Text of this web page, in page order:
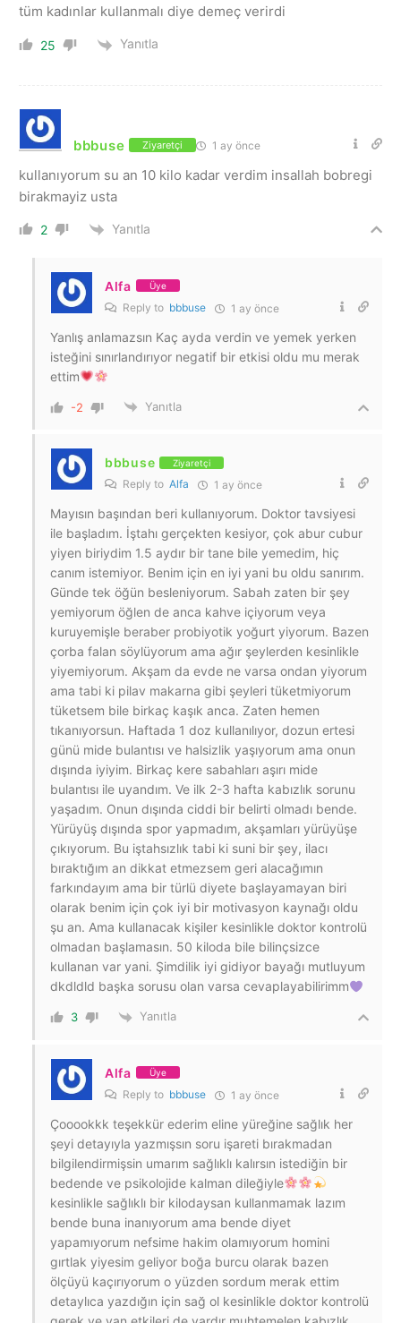
tüm kadınlar kullanmalı diye demeç verirdi
25 Yanıtla
bbbuse Ziyaretçi 1 ay önce
kullanıyorum su an 10 kilo kadar verdim insallah bobregi
birakmayiz usta
2 Yanıtla
Alfa Üye
Reply to bbbuse 1 ay önce
Yanlış anlamazsın Kaç ayda verdin ve yemek yerken
isteğini sınırlandırıyor negatif bir etkisi oldu mu merak
ettim
-2 Yanıtla
bbbuse Ziyaretçi
Reply to Alfa 1 ay önce
Mayısın başından beri kullanıyorum. Doktor tavsiyesi
ile başladım. İştahı gerçekten kesiyor, çok abur cubur
yiyen biriydim 1.5 aydır bir tane bile yemedim, hiç
canım istemiyor. Benim için en iyi yani bu oldu sanırım.
Günde tek öğün besleniyorum. Sabah zaten bir şey
yemiyorum öğlen de anca kahve içiyorum veya
kuruyemişle beraber probiyotik yoğurt yiyorum. Bazen
çorba falan söylüyorum ama ağır şeylerden kesinlikle
yiyemiyorum. Akşam da evde ne varsa ondan yiyorum
ama tabi ki pilav makarna gibi şeyleri tüketmiyorum
tüketsem bile birkaç kaşık anca. Zaten hemen
tıkanıyorsun. Haftada 1 doz kullanılıyor, dozun ertesi
günü mide bulantısı ve halsizlik yaşıyorum ama onun
dışında iyiyim. Birkaç kere sabahları aşırı mide
bulantısı ile uyandım. Ve ilk 2-3 hafta kabızlık sorunu
yaşadım. Onun dışında ciddi bir belirti olmadı bende.
Yürüyüş dışında spor yapmadım, akşamları yürüyüşe
çıkıyorum. Bu iştahsızlık tabi ki suni bir şey, ilacı
bıraktığım an dikkat etmezsem geri alacağımın
farkındayım ama bir türlü diyete başlayamayan biri
olarak benim için çok iyi bir motivasyon kaynağı oldu
şu an. Ama kullanacak kişiler kesinlikle doktor kontrolü
olmadan başlamasın. 50 kiloda bile bilinçsizce
kullanan var yani. Şimdilik iyi gidiyor bayağı mutluyum
dkdldld başka sorusu olan varsa cevaplayabilirimm
3 Yanıtla
Alfa Üye
Reply to bbbuse 1 ay önce
Çooookkk teşekkür ederim eline yüreğine sağlık her
şeyi detayıyla yazmışsın soru işareti bırakmadan
bilgilendirmişsin umarım sağlıklı kalırsın istediğin bir
bedende ve psikolojide kalman dileğiyle
kesinlikle sağlıklı bir kilodaysan kullanmamak lazım
bende buna inanıyorum ama bende diyet
yapamıyorum nefsime hakim olamıyorum homini
gırtlak yiyesim geliyor boğa burcu olarak bazen
ölçüyü kaçırıyorum o yüzden sordum merak ettim
detaylıca yazdığın için sağ ol kesinlikle doktor kontrolü